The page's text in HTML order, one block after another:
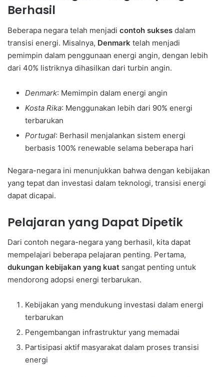
Berhasil
Beberapa negara telah menjadi contoh sukses dalam
transisi energi. Misalnya, Denmark telah menjadi
pemimpin dalam penggunaan energi angin, dengan lebih
dari 40% listriknya dihasilkan dari turbin angin.
Denmark: Memimpin dalam energi angin
Kosta Rika: Menggunakan lebih dari 90% energi
terbarukan
Portugal: Berhasil menjalankan sistem energi
berbasis 100% renewable selama beberapa hari
Negara-negara ini menunjukkan bahwa dengan kebijakan
yang tepat dan investasi dalam teknologi, transisi energi
dapat dicapai.
Pelajaran yang Dapat Dipetik
Dari contoh negara-negara yang berhasil, kita dapat
mempelajari beberapa pelajaran penting. Pertama,
dukungan kebijakan yang kuat sangat penting untuk
mendorong adopsi energi terbarukan.
Kebijakan yang mendukung investasi dalam energi
terbarukan
Pengembangan infrastruktur yang memadai
Partisipasi aktif masyarakat dalam proses transisi
energi